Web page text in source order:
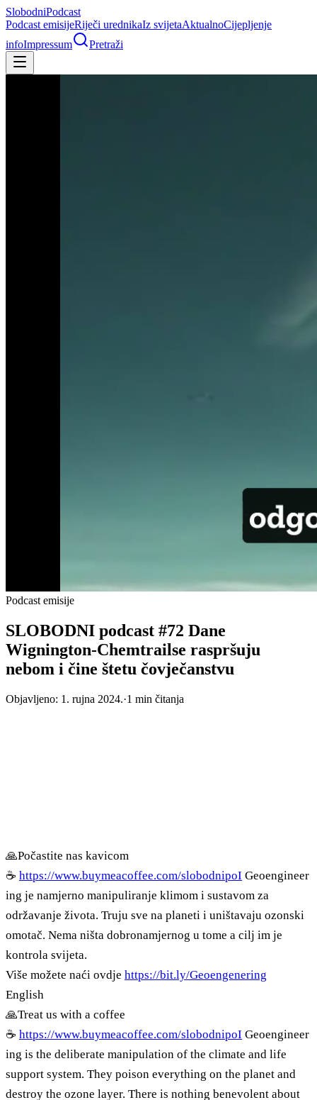
SlobodniPodcast
Podcast emisijeRiječi urednikaIz svijetaAktualnoCijepljenje
infoImpressum Pretraži
Podcast emisije
SLOBODNI podcast #72 Dane
Wignington-Chemtrailse raspršuju
nebom i čine štetu čovječanstvu
Objavljeno: 1. rujna 2024.·1 min čitanja
🙏Počastite nas kavicom
☕ https://www.buymeacoffee.com/slobodnipoI Geoengineer
ing je namjerno manipuliranje klimom i sustavom za
održavanje života. Truju sve na planeti i uništavaju ozonski
omotač. Nema ništa dobronamjernog u tome a cilj im je
kontrola svijeta.
Više možete naći ovdje https://bit.ly/Geoengenering
English
🙏Treat us with a coffee
☕ https://www.buymeacoffee.com/slobodnipoI Geoengineer
ing is the deliberate manipulation of the climate and life
support system. They poison everything on the planet and
destroy the ozone layer. There is nothing benevolent about